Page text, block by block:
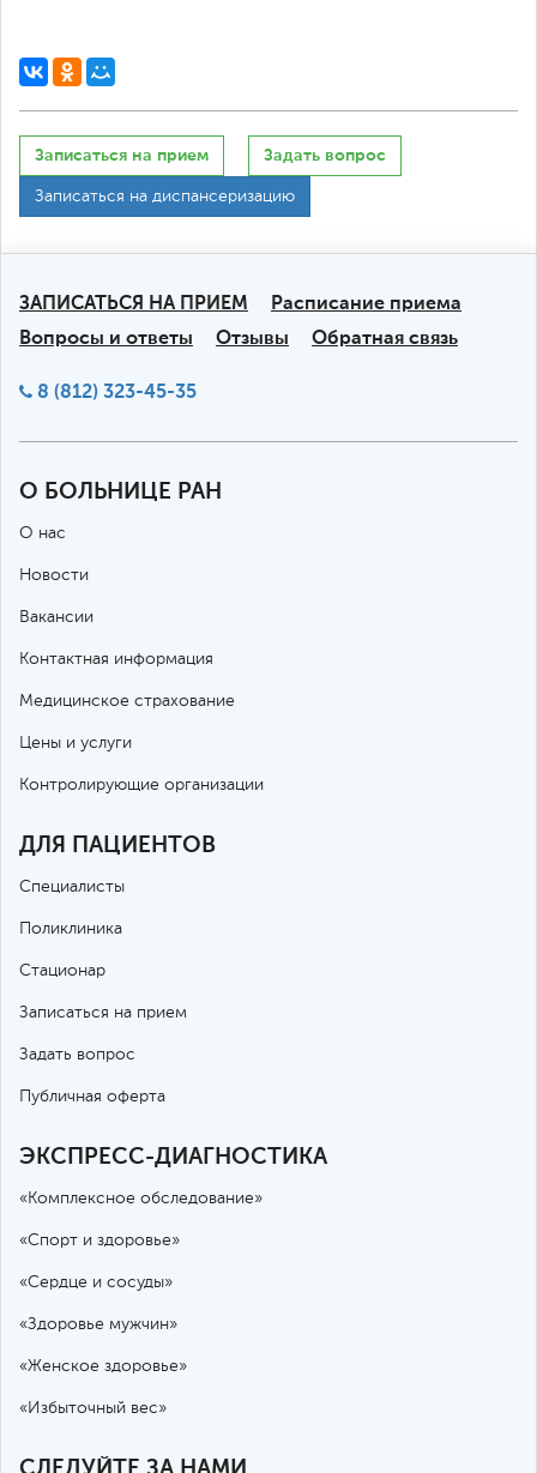
Записаться на прием Задать вопрос
Записаться на диспансеризацию
ЗАПИСАТЬСЯ НА ПРИЕМ
Расписание приема
Вопросы и ответы
Отзывы Обратная связь
8 (812) 323-45-35
О БОЛЬНИЦЕ РАН
О нас
Новости
Вакансии
Контактная информация
Медицинское страхование
Цены и услуги
Контролирующие организации
ДЛЯ ПАЦИЕНТОВ
Специалисты
Поликлиника
Стационар
Записаться на прием
Задать вопрос
Публичная оферта
ЭКСПРЕСС-ДИАГНОСТИКА
«Комплексное обследование»
«Спорт и здоровье»
«Сердце и сосуды»
«Здоровье мужчин»
«Женское здоровье»
«Избыточный вес»
СЛЕДУЙТЕ ЗА НАМИ